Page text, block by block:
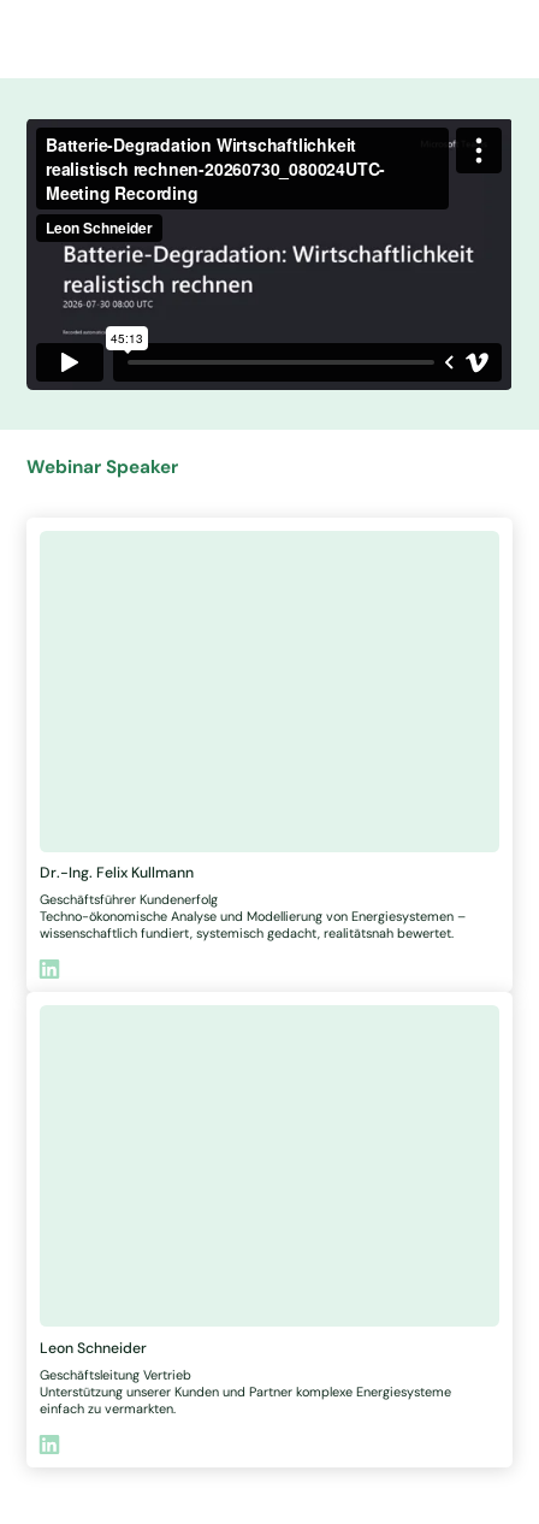
Webinar Speaker
Dr.-Ing. Felix Kullmann
Geschäftsführer Kundenerfolg
Techno-ökonomische Analyse und Modellierung von Energiesystemen –
wissenschaftlich fundiert, systemisch gedacht, realitätsnah bewertet.
Leon Schneider
Geschäftsleitung Vertrieb
Unterstützung unserer Kunden und Partner komplexe Energiesysteme
einfach zu vermarkten.